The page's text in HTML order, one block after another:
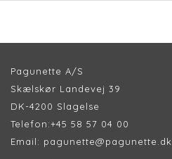
Pagunette A/S
Skælskør Landevej 39
DK-4200 Slagelse
Telefon:+45 58 57 04 00
Email: pagunette@pagunette.dk